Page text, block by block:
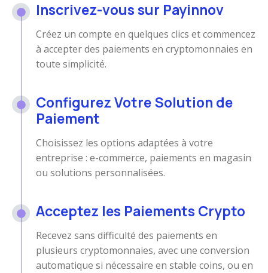
Inscrivez-vous sur Payinnov
Créez un compte en quelques clics et commencez
à accepter des paiements en cryptomonnaies en
toute simplicité.
Configurez Votre Solution de
Paiement
Choisissez les options adaptées à votre
entreprise : e-commerce, paiements en magasin
ou solutions personnalisées.
Acceptez les Paiements Crypto
Recevez sans difficulté des paiements en
plusieurs cryptomonnaies, avec une conversion
automatique si nécessaire en stable coins, ou en